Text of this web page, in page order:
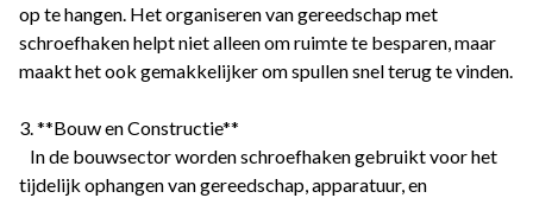
op te hangen. Het organiseren van gereedschap met
schroefhaken helpt niet alleen om ruimte te besparen, maar
maakt het ook gemakkelijker om spullen snel terug te vinden.
3. **Bouw en Constructie**
In de bouwsector worden schroefhaken gebruikt voor het
tijdelijk ophangen van gereedschap, apparatuur, en